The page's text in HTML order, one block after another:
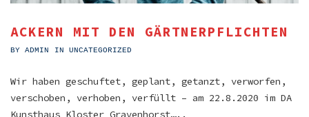
ACKERN MIT DEN GÄRTNERPFLICHTEN
BY ADMIN IN UNCATEGORIZED
Wir haben geschuftet, geplant, getanzt, verworfen,
verschoben, verhoben, verfüllt – am 22.8.2020 im DA
Kunsthaus Kloster Gravenhorst…..